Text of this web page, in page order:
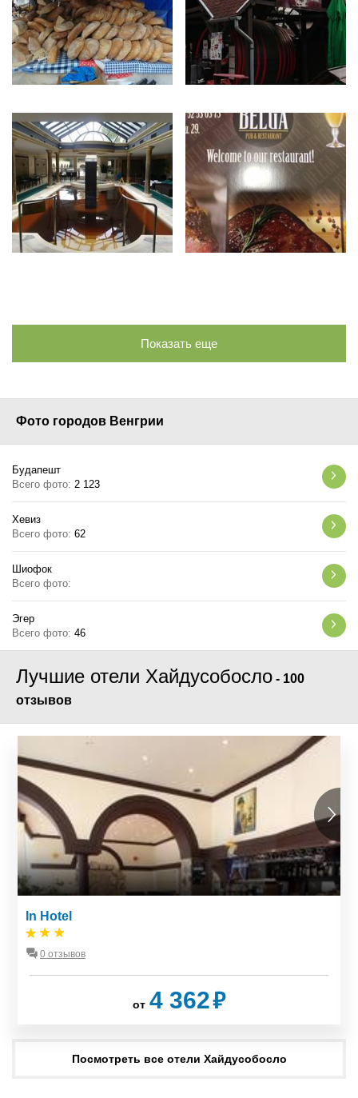
Показать еще
Фото городов Венгрии
Будапешт
Всего фото: 2 123
Хевиз
Всего фото: 62
Шиофок
Всего фото:
Эгер
Всего фото: 46
Лучшие отели Хайдусобосло - 100
отзывов
In Hotel
0 отзывов
от 4 362₽
Посмотреть все отели Хайдусобосло